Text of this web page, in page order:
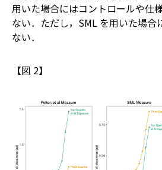
用いた場合にはコントロールや仕
ない．ただし，SML を用いた場合
ない．
【図 2】